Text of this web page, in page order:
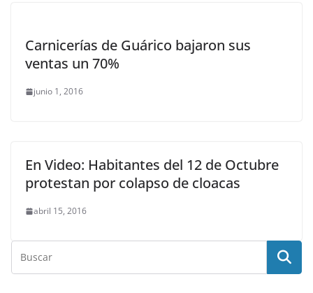
Carnicerías de Guárico bajaron sus
ventas un 70%
junio 1, 2016
En Video: Habitantes del 12 de Octubre
protestan por colapso de cloacas
abril 15, 2016